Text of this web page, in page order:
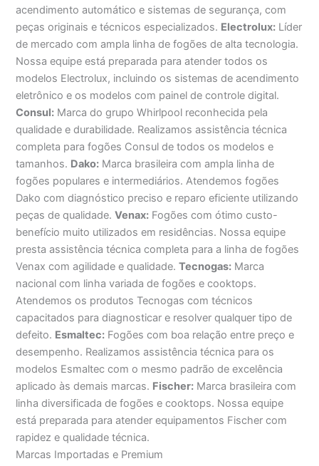
acendimento automático e sistemas de segurança, com
peças originais e técnicos especializados. Electrolux: Líder
de mercado com ampla linha de fogões de alta tecnologia.
Nossa equipe está preparada para atender todos os
modelos Electrolux, incluindo os sistemas de acendimento
eletrônico e os modelos com painel de controle digital.
Consul: Marca do grupo Whirlpool reconhecida pela
qualidade e durabilidade. Realizamos assistência técnica
completa para fogões Consul de todos os modelos e
tamanhos. Dako: Marca brasileira com ampla linha de
fogões populares e intermediários. Atendemos fogões
Dako com diagnóstico preciso e reparo eficiente utilizando
peças de qualidade.Venax: Fogões com ótimo custo-
benefício muito utilizados em residências. Nossa equipe
presta assistência técnica completa para a linha de fogões
Venax com agilidade e qualidade.Tecnogas: Marca
nacional com linha variada de fogões e cooktops.
Atendemos os produtos Tecnogas com técnicos
capacitados para diagnosticar e resolver qualquer tipo de
defeito. Esmaltec: Fogões com boa relação entre preço e
desempenho. Realizamos assistência técnica para os
modelos Esmaltec com o mesmo padrão de excelência
aplicado às demais marcas. Fischer: Marca brasileira com
linha diversificada de fogões e cooktops. Nossa equipe
está preparada para atender equipamentos Fischer com
rapidez e qualidade técnica.
Marcas Importadas e Premium